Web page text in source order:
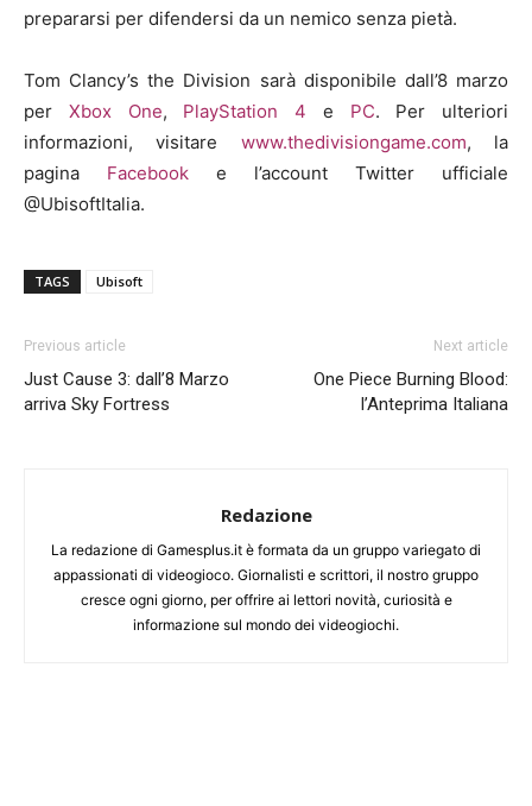
prepararsi per difendersi da un nemico senza pietà.
Tom Clancy’s the Division sarà disponibile dall’8 marzo
per Xbox One, PlayStation 4 e PC. Per ulteriori
informazioni, visitare www.thedivisiongame.com, la
pagina Facebook e l’account Twitter ufficiale
@UbisoftItalia.
TAGS Ubisoft
Previous article
Just Cause 3: dall’8 Marzo
arriva Sky Fortress
Next article
One Piece Burning Blood:
l’Anteprima Italiana
Redazione
La redazione di Gamesplus.it è formata da un gruppo variegato di
appassionati di videogioco. Giornalisti e scrittori, il nostro gruppo
cresce ogni giorno, per offrire ai lettori novità, curiosità e
informazione sul mondo dei videogiochi.